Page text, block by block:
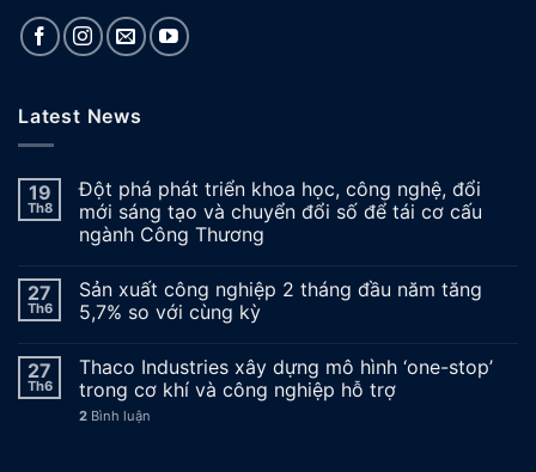
Latest News
19
Th8
Đột phá phát triển khoa học, công nghệ, đổi
mới sáng tạo và chuyển đổi số để tái cơ cấu
ngành Công Thương
27
Th6
Sản xuất công nghiệp 2 tháng đầu năm tăng
5,7% so với cùng kỳ
27
Th6
Thaco Industries xây dựng mô hình ‘one-stop’
trong cơ khí và công nghiệp hỗ trợ
2 Bình luận